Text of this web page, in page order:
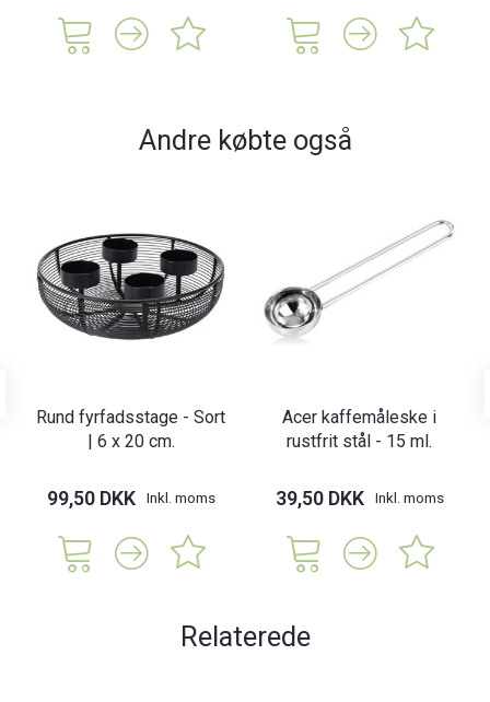
Andre købte også
Rund fyrfadsstage - Sort
| 6 x 20 cm.
99,50 DKK Inkl. moms
Acer kaffemåleske i
rustfrit stål - 15 ml.
39,50 DKK Inkl. moms
Relaterede